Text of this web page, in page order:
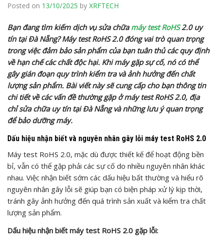
Posted on 13/10/2025 by XRFTECH
Bạn đang tìm kiếm dịch vụ sửa chữamáy test RoHS2.0 uy
tín tại Đà Nẵng? Máy test RoHS 2.0 đóng vai trò quan trọng
trong việc đảm bảo sản phẩm của bạn tuân thủ các quy định
về hạn chế các chất độc hại. Khi máy gặp sự cố, nó có thể
gây gián đoạn quy trình kiểm tra và ảnh hưởng đến chất
lượng sản phẩm. Bài viết này sẽ cung cấp cho bạn thông tin
chi tiết về các vấn đề thường gặp ở máy test RoHS 2.0, địa
chỉ sửa chữa uy tín tại Đà Nẵng và những lưu ý quan trọng
để bảo dưỡng máy.
Dấu hiệu nhận biết và nguyên nhân gây lỗi máy test RoHS 2.0
Máy test RoHS 2.0, mặc dù được thiết kế để hoạt động bền
bỉ, vẫn có thể gặp phải các sự cố do nhiều nguyên nhân khác
nhau. Việc nhận biết sớm các dấu hiệu bất thường và hiểu rõ
nguyên nhân gây lỗi sẽ giúp bạn có biện pháp xử lý kịp thời,
tránh gây ảnh hưởng đến quá trình sản xuất và kiểm tra chất
lượng sản phẩm.
Dấu hiệu nhận biết máy test RoHS 2.0 gặp lỗi: